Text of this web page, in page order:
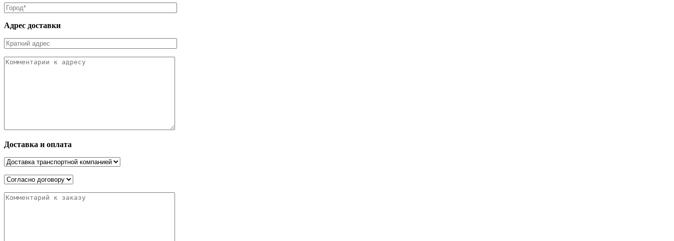
Адрес доставки
Доставка и оплата